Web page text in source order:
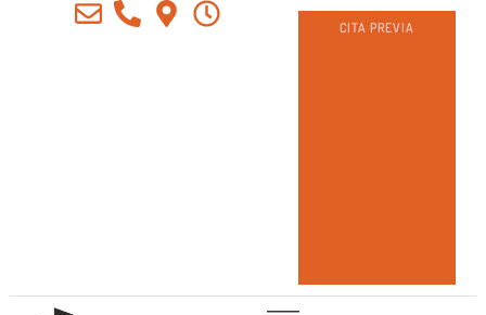
CITA PREVIA